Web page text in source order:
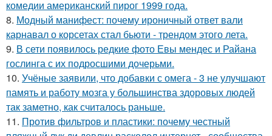
комедии американский пирог 1999 года.
8. Модный манифест: почему ироничный ответ вали
карнавал о корсетах стал бьюти - трендом этого лета.
9. В сети появилось редкие фото Евы мендес и Райана
гослинга с их подросшими дочерьми.
10. Учёные заявили, что добавки с омега - 3 не улучшают
память и работу мозга у большинства здоровых людей
так заметно, как считалось раньше.
11. Против фильтров и пластики: почему честный